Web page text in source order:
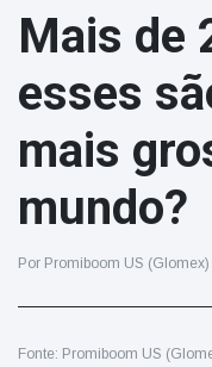
Cinema & TV
Celebridades
Moda e Beleza
Automóveis & Motor
Comida e bebida
Jogos
Mais de
esses
mais
mundo?
Por Promiboom US (Glomex)
Fonte: Promiboom US